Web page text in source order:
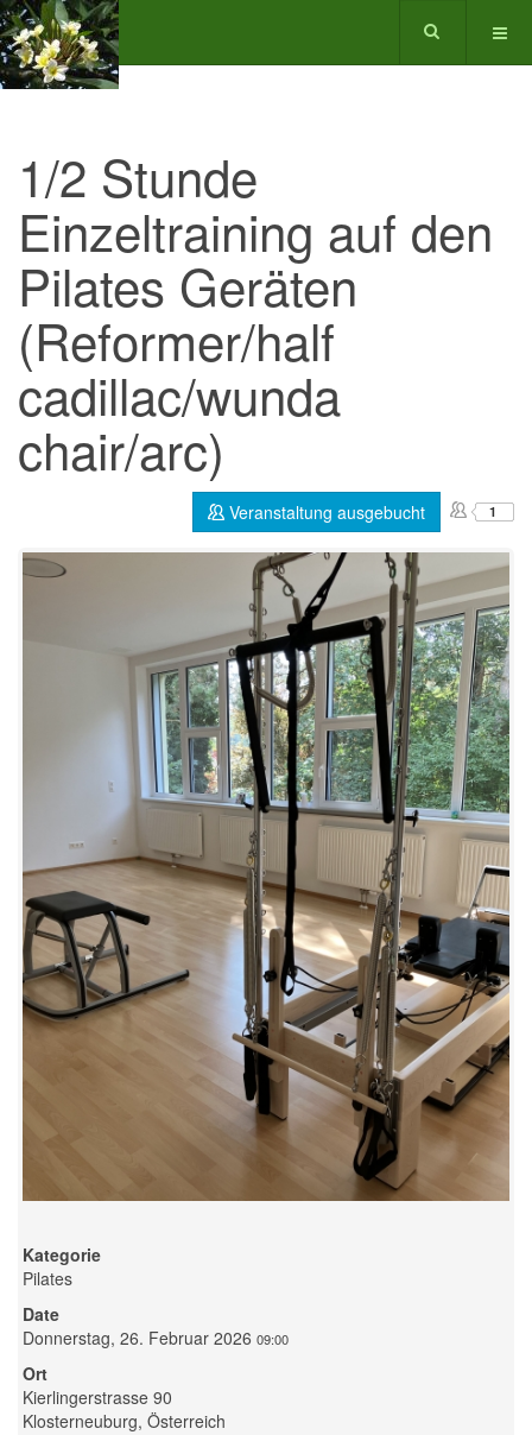
1/2 Stunde
Einzeltraining auf den
Pilates Geräten
(Reformer/half
cadillac/wunda
chair/arc)
Veranstaltung ausgebucht 1
Kategorie
Pilates
Date
Donnerstag, 26. Februar 2026 09:00
Ort
Kierlingerstrasse 90
Klosterneuburg, Österreich